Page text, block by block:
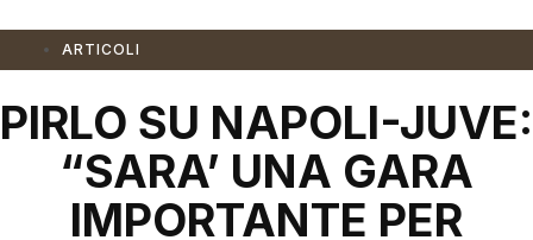
ARTICOLI
PIRLO SU NAPOLI-JUVE:
“SARA’ UNA GARA
IMPORTANTE PER